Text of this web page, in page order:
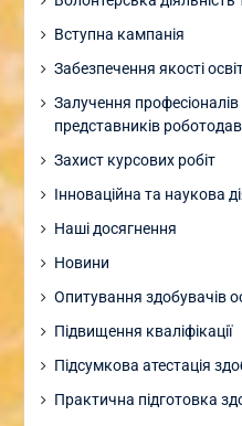
Вступна кампанія
Забезпечення якості
Залучення професіоналів
представників
Захист курсових робіт
Інноваційна та наукова
Наші досягнення
Новини
Опитування здобувачів
Підвищення кваліфікації
Підсумкова атестація
Практична підготовка